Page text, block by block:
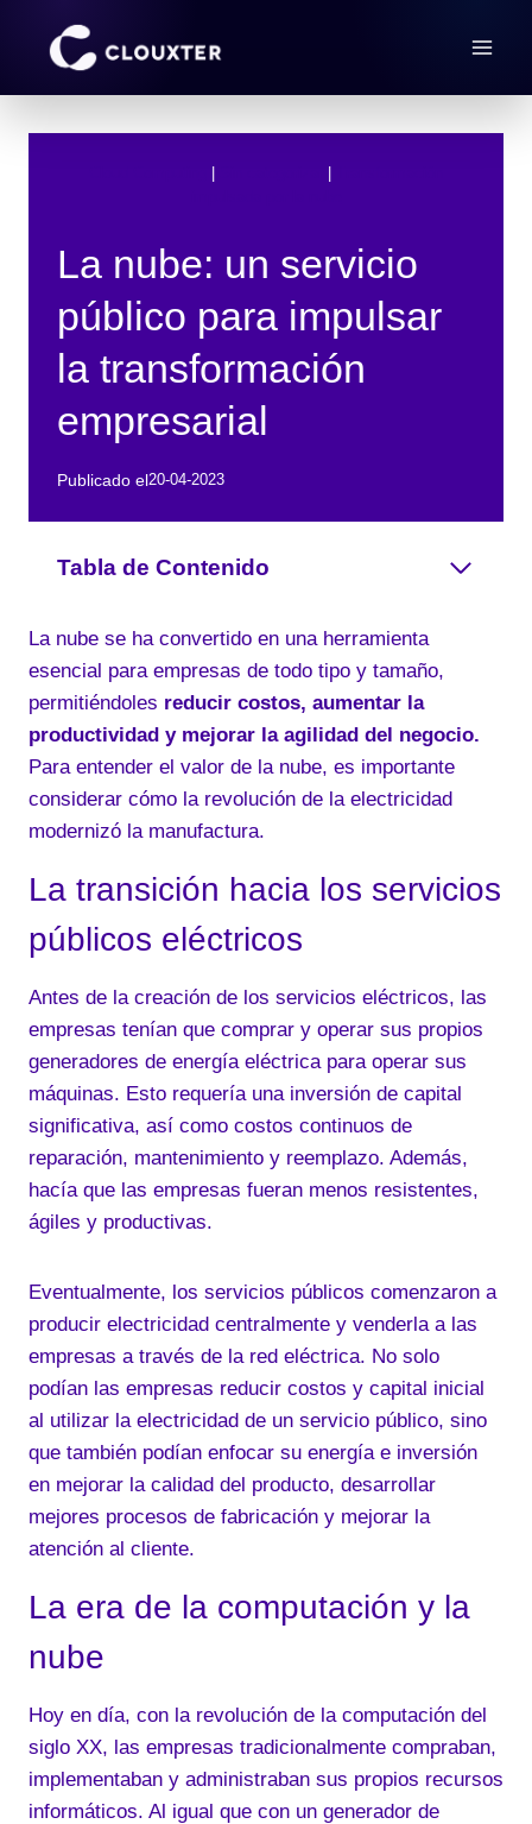
contenido
La nube: un servicio
público para impulsar
la transformación
empresarial
Publicado el20-04-2023
Tabla de Contenido
La nube se ha convertido en una herramienta
esencial para empresas de todo tipo y tamaño,
permitiéndoles reducir costos, aumentar la
productividad y mejorar la agilidad del negocio.
Para entender el valor de la nube, es importante
considerar cómo la revolución de la electricidad
modernizó la manufactura.
La transición hacia los servicios
públicos eléctricos
Antes de la creación de los servicios eléctricos, las
empresas tenían que comprar y operar sus propios
generadores de energía eléctrica para operar sus
máquinas. Esto requería una inversión de capital
significativa, así como costos continuos de
reparación, mantenimiento y reemplazo. Además,
hacía que las empresas fueran menos resistentes,
ágiles y productivas.
Eventualmente, los servicios públicos comenzaron a
producir electricidad centralmente y venderla a las
empresas a través de la red eléctrica. No solo
podían las empresas reducir costos y capital inicial
al utilizar la electricidad de un servicio público, sino
que también podían enfocar su energía e inversión
en mejorar la calidad del producto, desarrollar
mejores procesos de fabricación y mejorar la
atención al cliente.
La era de la computación y la
nube
Hoy en día, con la revolución de la computación del
siglo XX, las empresas tradicionalmente compraban,
implementaban y administraban sus propios recursos
informáticos. Al igual que con un generador de